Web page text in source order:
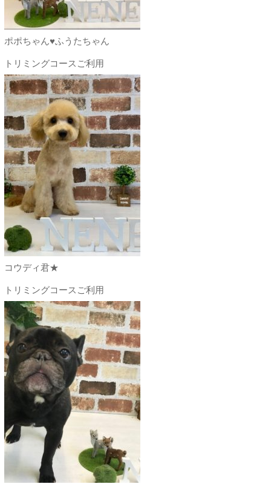
ポポちゃん♥ふうたちゃん
トリミングコースご利用
コウディ君★
トリミングコースご利用